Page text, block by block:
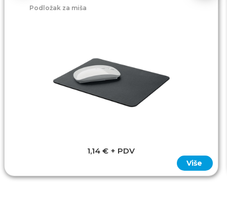
Podložak za miša
1,14 € + PDV
Više